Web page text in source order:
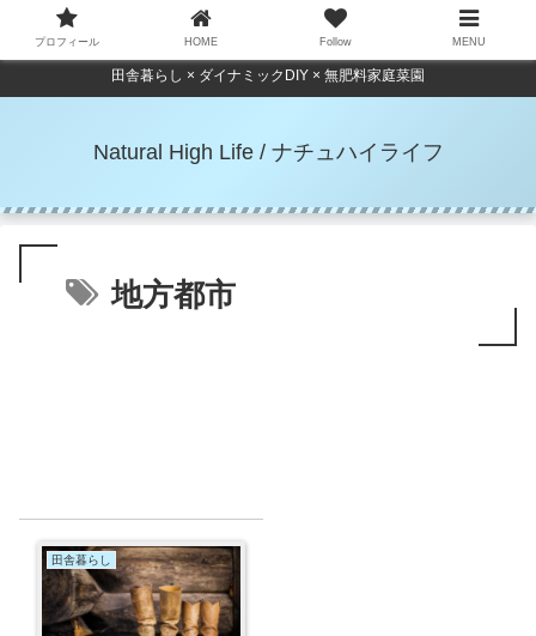
田舎暮らし × ダイナミックDIY × 無肥料家庭菜園
Natural High Life / ナチュハイライフ
地方都市
田舎暮らし
プロフィール HOME Follow MENU